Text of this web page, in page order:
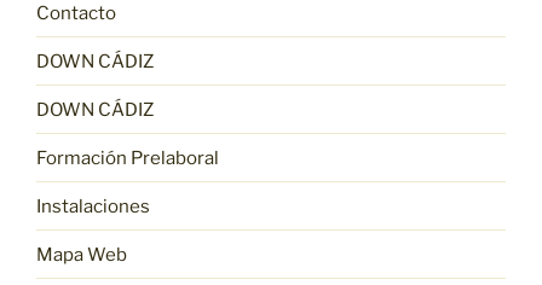
Contacto
DOWN CÁDIZ
DOWN CÁDIZ
Formación Prelaboral
Instalaciones
Mapa Web